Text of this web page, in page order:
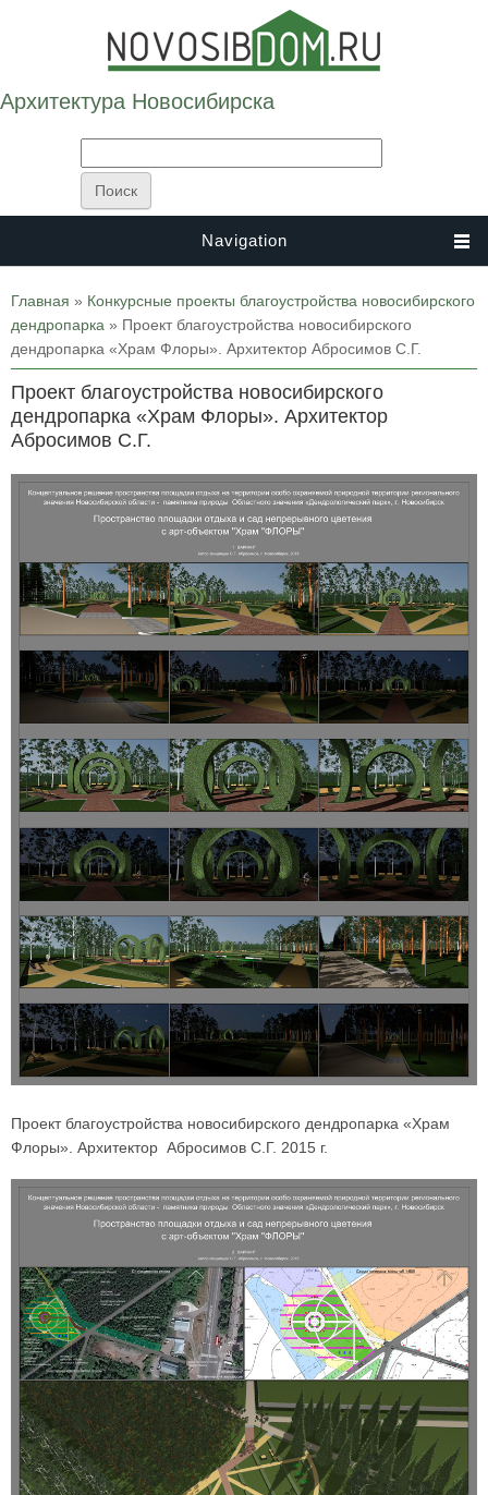
Архитектура Новосибирска
Navigation
Вы здесь
Главная » Конкурсные проекты благоустройства новосибирского
дендропарка » Проект благоустройства новосибирского
дендропарка «Храм Флоры». Архитектор Абросимов С.Г.
Проект благоустройства новосибирского
дендропарка «Храм Флоры». Архитектор
Абросимов С.Г.
Проект благоустройства новосибирского дендропарка «Храм
Флоры». Архитектор Абросимов С.Г. 2015 г.